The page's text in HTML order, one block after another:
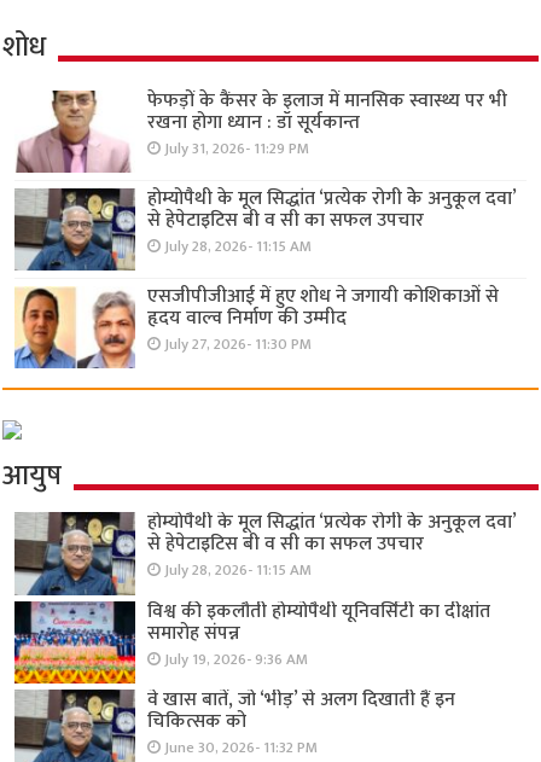
शोध
फेफड़ों के कैंसर के इलाज में मानसिक स्वास्थ्य पर भी
रखना होगा ध्यान : डॉ सूर्यकान्त
July 31, 2026- 11:29 PM
होम्योपैथी के मूल सिद्धांत ‘प्रत्येक रोगी केे अनुकूल दवा’
से हेपेटाइटिस बी व सी का सफल उपचार
July 28, 2026- 11:15 AM
एसजीपीजीआई में हुए शोध ने जगायी कोशिकाओं से
हृदय वाल्व निर्माण की उम्मीद
July 27, 2026- 11:30 PM
आयुष
होम्योपैथी के मूल सिद्धांत ‘प्रत्येक रोगी केे अनुकूल दवा’
से हेपेटाइटिस बी व सी का सफल उपचार
July 28, 2026- 11:15 AM
विश्व की इकलौती होम्योपैथी यूनिवर्सिटी का दीक्षांत
समारोह संपन्न
July 19, 2026- 9:36 AM
वे खास बातें, जो ‘भीड़’ से अलग दिखाती हैं इन
चिकित्सक को
June 30, 2026- 11:32 PM